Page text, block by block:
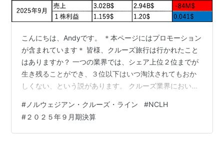
こんにちは、Andyです。 ＊本ページにはプロモーション
が含まれています＊ 皆様、クルーズ旅行は行かれたこと
はありますか？ 一つの業界では、シェア上位２位までが
生き残ることができ、３位以下はいつ淘汰されてもおか
しくない、という説があります。 クルーズ業界において
位となっており、まさに生き残りをかけ戦っている状況
です。 今回、２０２５年９月期決算が出ましたので、お
知らせ致します。 ◯２０２５年９月期決算 ようやく１
# ノルウェジアン・クルーズ・ライン #NCLH
#２０２５年９月期決算